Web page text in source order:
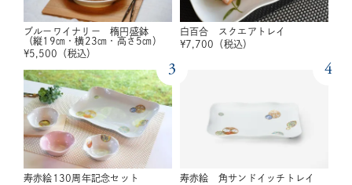
ブルーワイナリー 楕円盛鉢
（縦19㎝・横23㎝・高さ5㎝）
¥5,500 （税込）
白百合 スクエアトレイ
¥7,700 （税込）
3
寿赤絵130周年記念セット
4
寿赤絵 角サンドイッチトレイ